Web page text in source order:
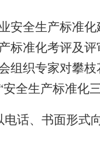
安全生产标准化
标准化考评及评
组织专家对攀枝
安全生产标准化
电话、书面形式